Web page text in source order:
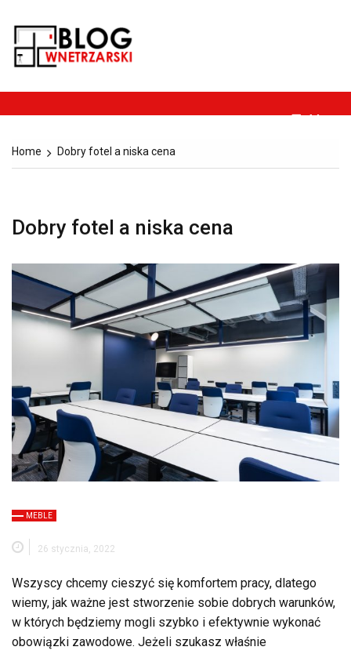
content
architektura.
Menu
Home Dobry fotel a niska cena
Dobry fotel a niska cena
MEBLE
26 stycznia, 2022
Wszyscy chcemy cieszyć się komfortem pracy, dlatego
wiemy, jak ważne jest stworzenie sobie dobrych warunków,
w których będziemy mogli szybko i efektywnie wykonać
obowiązki zawodowe. Jeżeli szukasz właśnie